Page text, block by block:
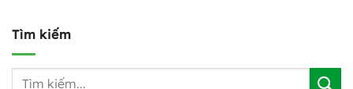
Tìm kiếm